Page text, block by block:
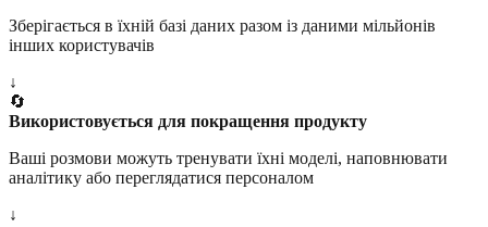
Зберігається в їхній базі даних разом із даними мільйонів
інших користувачів
↓
🔄
Використовується для покращення продукту
Ваші розмови можуть тренувати їхні моделі, наповнювати
аналітику або переглядатися персоналом
↓